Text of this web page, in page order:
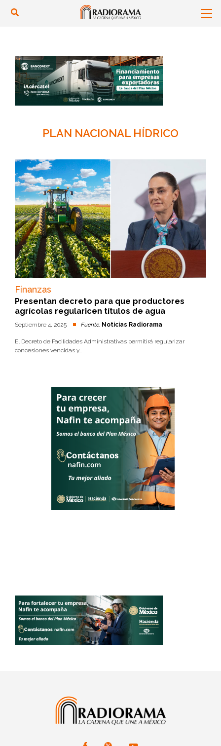
PLAN NACIONAL HÍDRICO
Finanzas
Presentan decreto para que productores
agrícolas regularicen títulos de agua
Septiembre 4, 2025 Fuente: Noticias Radiorama
El Decreto de Facilidades Administrativas permitirá regularizar
concesiones vencidas y...